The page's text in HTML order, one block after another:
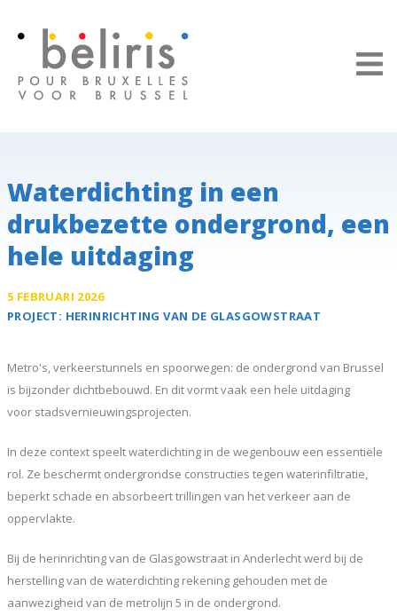
Waterdichting in een
drukbezette ondergrond, een
hele uitdaging
5 FEBRUARI 2026
PROJECT: HERINRICHTING VAN DE GLASGOWSTRAAT
Metro's, verkeerstunnels en spoorwegen: de ondergrond van Brussel
is bijzonder dichtbebouwd. En dit vormt vaak een hele uitdaging
voor stadsvernieuwingsprojecten.
In deze context speelt waterdichting in de wegenbouw een essentiële
rol. Ze beschermt ondergrondse constructies tegen waterinfiltratie,
beperkt schade en absorbeert trillingen van het verkeer aan de
oppervlakte.
Bij de herinrichting van de Glasgowstraat in Anderlecht werd bij de
herstelling van de waterdichting rekening gehouden met de
aanwezigheid van de metrolijn 5 in de ondergrond.